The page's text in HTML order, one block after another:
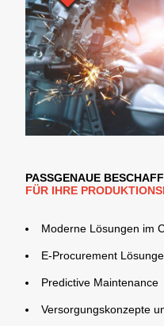
PASSGENAUE
FÜR IHRE
Moderne Lösungen im
E-Procurement
Predictive Maintenance
Versorgungskonzepte